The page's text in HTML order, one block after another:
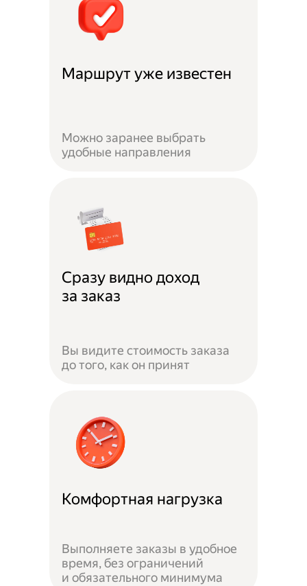
Маршрут уже известен
Можно заранее выбрать
удобные направления
Сразу видно доход
за заказ
Вы видите стоимость заказа
до того, как он принят
Комфортная нагрузка
Выполняете заказы в удобное
время, без ограничений
и обязательного минимума